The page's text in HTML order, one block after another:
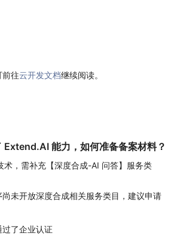
前往云开发文档继续阅读。
Extend.AI 能力，如何准备备案材料？
术，需补充【深度合成-AI 问答】服务类
未开放深度合成相关服务类目，建议申请
了企业认证